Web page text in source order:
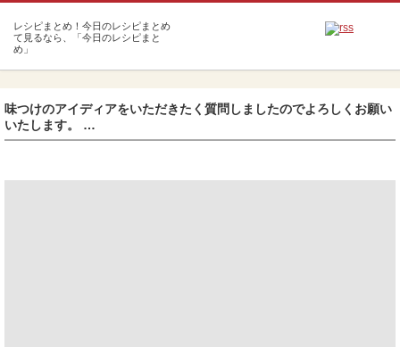
味つけのアイディアをいただきたく質問しましたのでよろしくお願い
いたします。 …